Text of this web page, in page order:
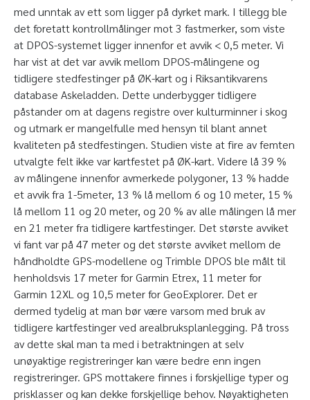
med unntak av ett som ligger på dyrket mark. I tillegg ble
det foretatt kontrollmålinger mot 3 fastmerker, som viste
at DPOS-systemet ligger innenfor et avvik < 0,5 meter. Vi
har vist at det var avvik mellom DPOS-målingene og
tidligere stedfestinger på ØK-kart og i Riksantikvarens
database Askeladden. Dette underbygger tidligere
påstander om at dagens registre over kulturminner i skog
og utmark er mangelfulle med hensyn til blant annet
kvaliteten på stedfestingen. Studien viste at fire av femten
utvalgte felt ikke var kartfestet på ØK-kart. Videre lå 39 %
av målingene innenfor avmerkede polygoner, 13 % hadde
et avvik fra 1-5meter, 13 % lå mellom 6 og 10 meter, 15 %
lå mellom 11 og 20 meter, og 20 % av alle målingen lå mer
en 21 meter fra tidligere kartfestinger. Det største avviket
vi fant var på 47 meter og det største avviket mellom de
håndholdte GPS-modellene og Trimble DPOS ble målt til
henholdsvis 17 meter for Garmin Etrex, 11 meter for
Garmin 12XL og 10,5 meter for GeoExplorer. Det er
dermed tydelig at man bør være varsom med bruk av
tidligere kartfestinger ved arealbruksplanlegging. På tross
av dette skal man ta med i betraktningen at selv
unøyaktige registreringer kan være bedre enn ingen
registreringer. GPS mottakere finnes i forskjellige typer og
prisklasser og kan dekke forskjellige behov. Nøyaktigheten